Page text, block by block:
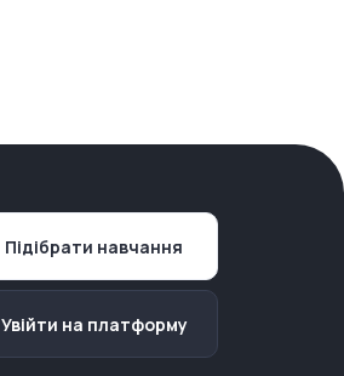
Підібрати навчання
Увійти на платформу